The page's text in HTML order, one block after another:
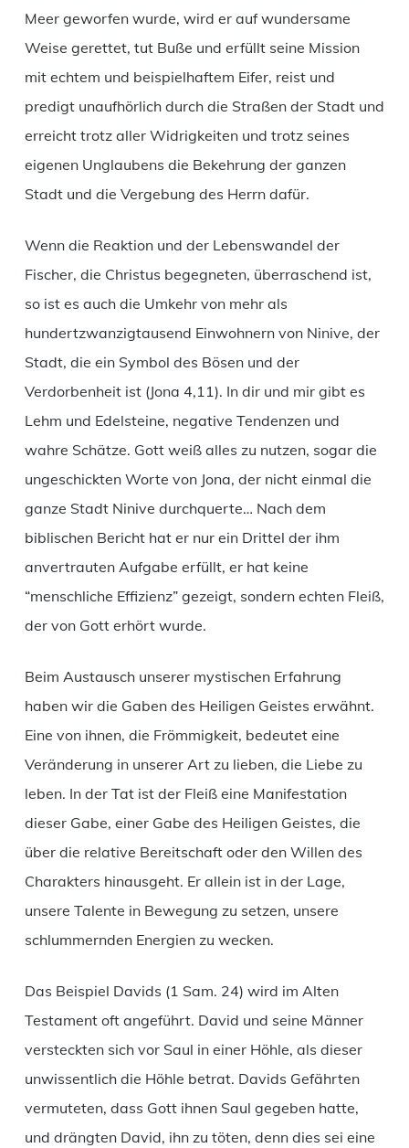
Meer geworfen wurde, wird er auf wundersame
Weise gerettet, tut Buße und erfüllt seine Mission
mit echtem und beispielhaftem Eifer, reist und
predigt unaufhörlich durch die Straßen der Stadt und
erreicht trotz aller Widrigkeiten und trotz seines
eigenen Unglaubens die Bekehrung der ganzen
Stadt und die Vergebung des Herrn dafür.
Wenn die Reaktion und der Lebenswandel der
Fischer, die Christus begegneten, überraschend ist,
so ist es auch die Umkehr von mehr als
hundertzwanzigtausend Einwohnern von Ninive, der
Stadt, die ein Symbol des Bösen und der
Verdorbenheit ist (Jona 4,11). In dir und mir gibt es
Lehm und Edelsteine, negative Tendenzen und
wahre Schätze. Gott weiß alles zu nutzen, sogar die
ungeschickten Worte von Jona, der nicht einmal die
ganze Stadt Ninive durchquerte… Nach dem
biblischen Bericht hat er nur ein Drittel der ihm
anvertrauten Aufgabe erfüllt, er hat keine
“menschliche Effizienz” gezeigt, sondern echten Fleiß,
der von Gott erhört wurde.
Beim Austausch unserer mystischen Erfahrung
haben wir die Gaben des Heiligen Geistes erwähnt.
Eine von ihnen, die Frömmigkeit, bedeutet eine
Veränderung in unserer Art zu lieben, die Liebe zu
leben. In der Tat ist der Fleiß eine Manifestation
dieser Gabe, einer Gabe des Heiligen Geistes, die
über die relative Bereitschaft oder den Willen des
Charakters hinausgeht. Er allein ist in der Lage,
unsere Talente in Bewegung zu setzen, unsere
schlummernden Energien zu wecken.
Das Beispiel Davids (1 Sam. 24) wird im Alten
Testament oft angeführt. David und seine Männer
versteckten sich vor Saul in einer Höhle, als dieser
unwissentlich die Höhle betrat. Davids Gefährten
vermuteten, dass Gott ihnen Saul gegeben hatte,
und drängten David, ihn zu töten, denn dies sei eine